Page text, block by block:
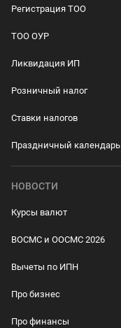
Регистрация ТОО
ТОО ОУР
Ликвидация ИП
Розничный налог
Ставки налогов
Праздничный календарь
НОВОСТИ
Курсы валют
ВОСМС и ООСМС 2026
Вычеты по ИПН
Про бизнес
Про финансы